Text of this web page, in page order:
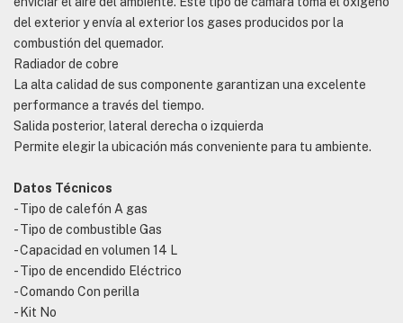
del exterior y envía al exterior los gases producidos por la
combustión del quemador.
Radiador de cobre
La alta calidad de sus componente garantizan una excelente
performance a través del tiempo.
Salida posterior, lateral derecha o izquierda
Permite elegir la ubicación más conveniente para tu ambiente.
Datos Técnicos
- Tipo de calefón A gas
- Tipo de combustible Gas
- Capacidad en volumen 14 L
- Tipo de encendido Eléctrico
- Comando Con perilla
- Kit No